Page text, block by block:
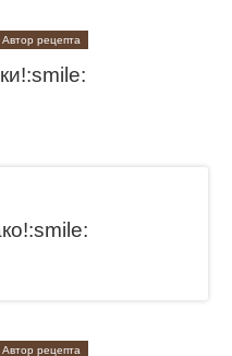
Автор рецепта
Автор рецепта